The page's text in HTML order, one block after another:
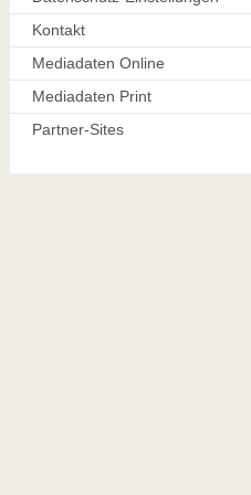
Kontakt
Mediadaten Online
Mediadaten Print
Partner-Sites